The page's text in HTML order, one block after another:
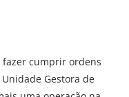
cumprir ordens
Gestora de